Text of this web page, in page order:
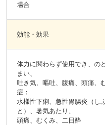
場合
効能・効果
体力に関わらず使用でき、の
まい、
吐き気、嘔吐、腹痛、頭痛、
症：
水様性下痢、急性胃腸炎（し
と）、暑気あたり、
頭痛、むくみ、二日酔